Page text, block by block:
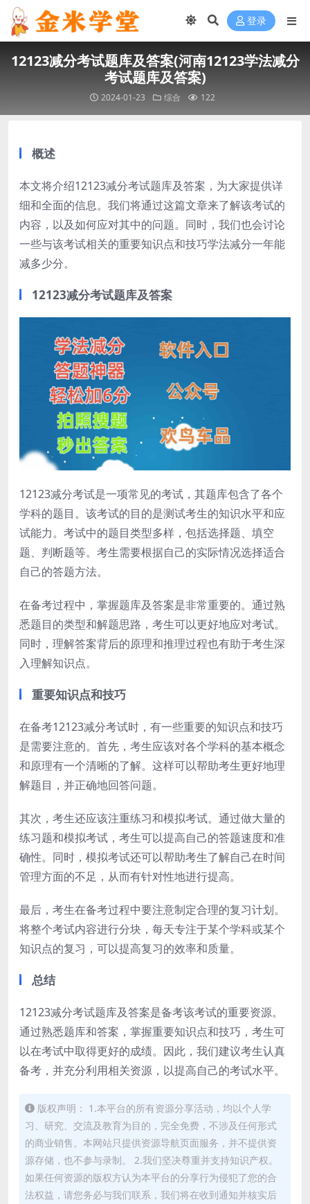
登录
12123减分考试题库及答案(河南12123学法减分
考试题库及答案)
2024-01-23 综合 122
概述
本文将介绍12123减分考试题库及答案，为大家提供详
细和全面的信息。我们将通过这篇文章来了解该考试的
内容，以及如何应对其中的问题。同时，我们也会讨论
一些与该考试相关的重要知识点和技巧学法减分一年能
减多少分。
12123减分考试题库及答案
12123减分考试是一项常见的考试，其题库包含了各个
学科的题目。该考试的目的是测试考生的知识水平和应
试能力。考试中的题目类型多样，包括选择题、填空
题、判断题等。考生需要根据自己的实际情况选择适合
自己的答题方法。
在备考过程中，掌握题库及答案是非常重要的。通过熟
悉题目的类型和解题思路，考生可以更好地应对考试。
同时，理解答案背后的原理和推理过程也有助于考生深
入理解知识点。
重要知识点和技巧
在备考12123减分考试时，有一些重要的知识点和技巧
是需要注意的。首先，考生应该对各个学科的基本概念
和原理有一个清晰的了解。这样可以帮助考生更好地理
解题目，并正确地回答问题。
其次，考生还应该注重练习和模拟考试。通过做大量的
练习题和模拟考试，考生可以提高自己的答题速度和准
确性。同时，模拟考试还可以帮助考生了解自己在时间
管理方面的不足，从而有针对性地进行提高。
最后，考生在备考过程中要注意制定合理的复习计划。
将整个考试内容进行分块，每天专注于某个学科或某个
知识点的复习，可以提高复习的效率和质量。
总结
12123减分考试题库及答案是备考该考试的重要资源。
通过熟悉题库和答案，掌握重要知识点和技巧，考生可
以在考试中取得更好的成绩。因此，我们建议考生认真
备考，并充分利用相关资源，以提高自己的考试水平。
版权声明： 1.本平台的所有资源分享活动，均以个人学
习、研究、交流及教育为目的，完全免费，不涉及任何形式
的商业销售。本网站只提供资源导航页面服务，并不提供资
源存储，也不参与录制。 2.我们坚决尊重并支持知识产权。
如果任何资源的版权方认为本平台的分享行为侵犯了您的合
法权益，请您务必与我们联系，我们将在收到通知并核实后